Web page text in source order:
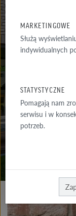
GDZIE
MARKETINGOWE
Służą
indywidualnych
STATYSTYCZNE
Pomagają nam
serwisu i w
potrzeb.